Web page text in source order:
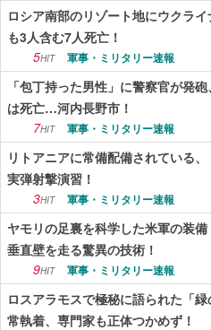
ロシア南部のリゾート地にウクラ
も3人含む7人死亡！
5HIT 軍事・ミリタリー速報
「包丁持った男性」に警察官が発
は死亡…河内長野市！
7HIT 軍事・ミリタリー速報
リトアニアに常備配備されている
実弾射撃演習！
3HIT 軍事・ミリタリー速報
ヤモリの足裏を科学した米軍の装
垂直壁を走る驚異の技術！
9HIT 軍事・ミリタリー速報
ロスアラモスで極秘に語られた「
常執着、専門家も正体つかめず！